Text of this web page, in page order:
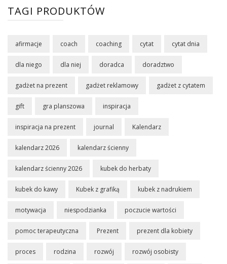
TAGI PRODUKTÓW
afirmacje coach coaching cytat cytat dnia
dla niego dla niej doradca doradztwo
gadżet na prezent gadżet reklamowy gadżet z cytatem
gift gra planszowa inspiracja
inspiracja na prezent journal Kalendarz
kalendarz 2026 kalendarz ścienny
kalendarz ścienny 2026 kubek do herbaty
kubek do kawy Kubek z grafiką kubek z nadrukiem
motywacja niespodzianka poczucie wartości
pomoc terapeutyczna Prezent prezent dla kobiety
proces rodzina rozwój rozwój osobisty